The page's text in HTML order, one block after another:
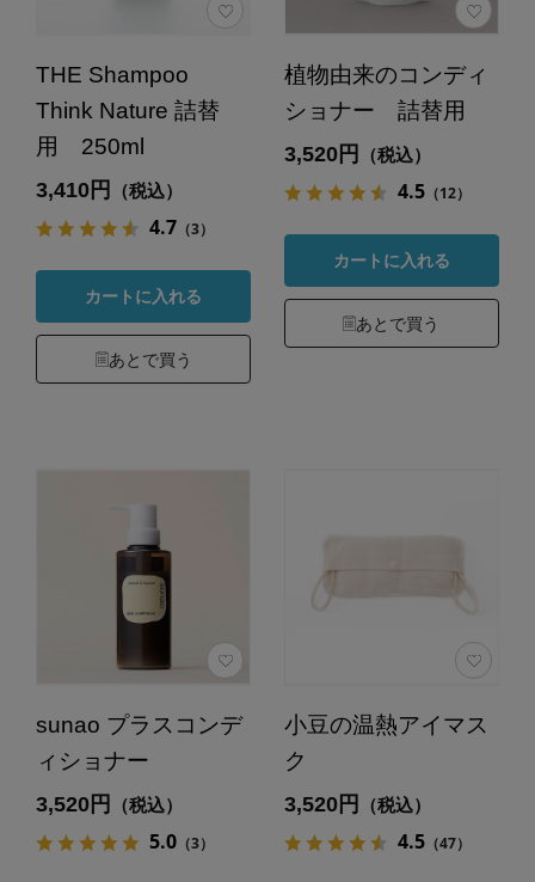
THE Shampoo
Think Nature 詰替
用 250ml
3,410円 （税込）
4.7（3）
カートに入れる
あとで買う
植物由来のコンディ
ショナー 詰替用
3,520円 （税込）
4.5（12）
カートに入れる
あとで買う
sunao プラスコンデ
ィショナー
3,520円 （税込）
5.0（3）
小豆の温熱アイマス
ク
3,520円 （税込）
4.5（47）